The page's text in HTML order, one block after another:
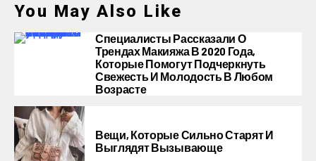
You May Also Like
Специалисты Рассказали О
Трендах Макияжа В 2020 Года,
Которые Помогут Подчеркнуть
Свежесть И Молодость В Любом
Возрасте
Вещи, Которые Сильно Старят И
Выглядят Вызывающе